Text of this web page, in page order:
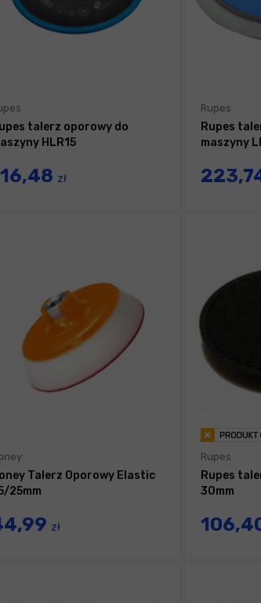
talerz oporowy do
HLR15
zł
Rupes
Rupes
maszyny
Talerz Oporowy Elastic
25mm
zł
Rupes
Rupes
30mm